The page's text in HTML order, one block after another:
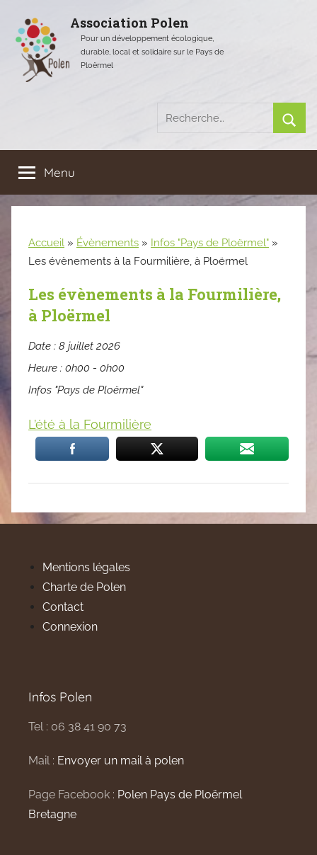
contenu
Association Polen
Pour un développement écologique,
durable, local et solidaire sur le Pays de
Ploërmel
Recherche
:
Menu
Accueil » Évènements » Infos "Pays de Ploërmel" »
Les évènements à la Fourmilière, à Ploërmel
Les évènements à la Fourmilière,
à Ploërmel
Date : 8 juillet 2026
Heure : 0h00 - 0h00
Infos "Pays de Ploërmel"
L’été à la Fourmilière
Mentions légales
Charte de Polen
Contact
Connexion
Infos Polen
Tel : 06 38 41 90 73
Mail : Envoyer un mail à polen
Page Facebook : Polen Pays de Ploërmel
Bretagne